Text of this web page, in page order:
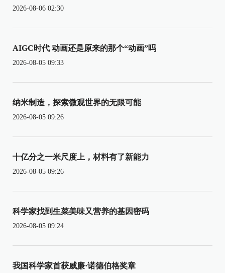
2026-08-06 02:30
AIGC时代 动画还是原来的那个“动画”吗
2026-08-05 09:33
纳米制造，探索微观世界的无限可能
2026-08-05 09:26
十亿分之一米尺度上，材料有了新能力
2026-08-05 09:26
科学家找到生菜美味又营养的基因密码
2026-08-05 09:24
我国科学家首获威廉·诺德伯格奖章